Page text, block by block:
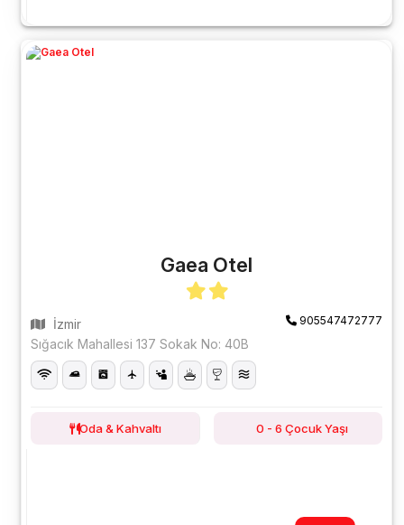
Gaea Otel
İzmir 905547472777
Sığacık Mahallesi 137 Sokak No: 40B
Oda & Kahvaltı 0 - 6 Çocuk Yaşı